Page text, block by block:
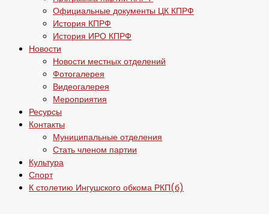
Официальные документы ЦК КПРФ
История КПРФ
История ИРО КПРФ
Новости
Новости местных отделений
Фотогалерея
Видеогалерея
Мероприятия
Ресурсы
Контакты
Муниципальные отделения
Стать членом партии
Культура
Спорт
К столетию Ингушского обкома РКП(б)